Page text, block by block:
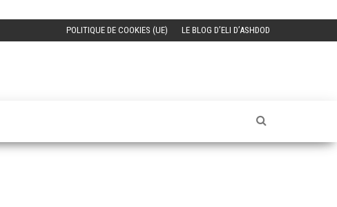
POLITIQUE DE COOKIES (UE) LE BLOG D’ELI D’ASHDOD